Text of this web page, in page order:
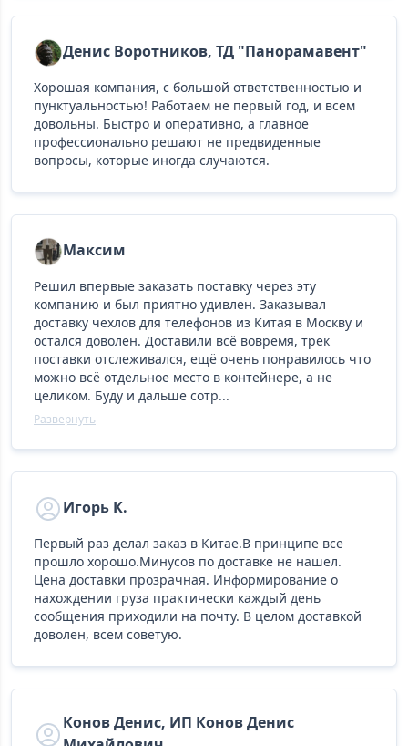
Денис Воротников, ТД "Панорамавент"
Хорошая компания, с большой ответственностью и
пунктуальностью! Работаем не первый год, и всем
довольны. Быстро и оперативно, а главное
профессионально решают не предвиденные
вопросы, которые иногда случаются.
Максим
Решил впервые заказать поставку через эту
компанию и был приятно удивлен. Заказывал
доставку чехлов для телефонов из Китая в Москву и
остался доволен. Доставили всё вовремя, трек
поставки отслеживался, ещё очень понравилось что
можно всё отдельное место в контейнере, а не
целиком. Буду и дальше сотр...
Развернуть
Игорь К.
Первый раз делал заказ в Китае.В принципе все
прошло хорошо.Минусов по доставке не нашел.
Цена доставки прозрачная. Информирование о
нахождении груза практически каждый день
сообщения приходили на почту. В целом доставкой
доволен, всем советую.
Конов Денис, ИП Конов Денис